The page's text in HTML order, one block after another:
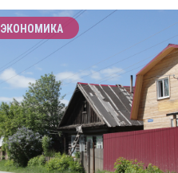
ЭКОНОМИКА